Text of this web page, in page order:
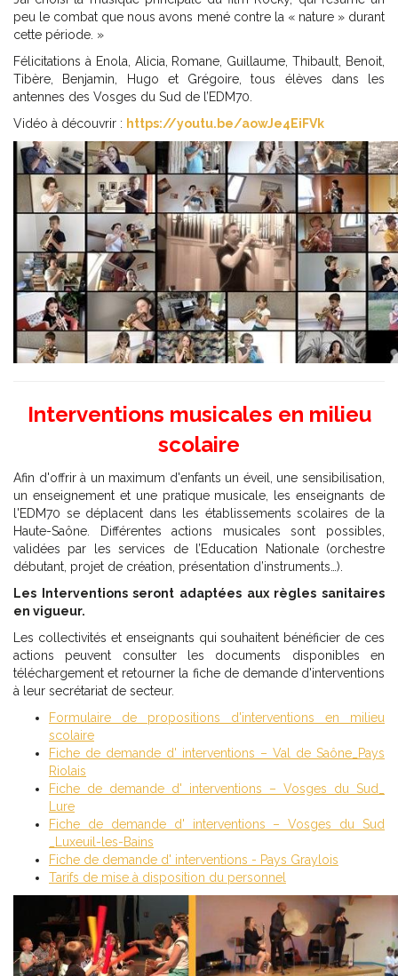
peu le combat que nous avons mené contre la « nature » durant
cette période. »
Félicitations à Enola, Alicia, Romane, Guillaume, Thibault, Benoit,
Tibère, Benjamin, Hugo et Grégoire, tous élèves dans les
antennes des Vosges du Sud de l’EDM70.
Vidéo à découvrir : https://youtu.be/aowJe4EiFVk
Interventions musicales en milieu
scolaire
Afin d'offrir à un maximum d'enfants un éveil, une sensibilisation,
un enseignement et une pratique musicale, les enseignants de
l'EDM70 se déplacent dans les établissements scolaires de la
Haute-Saône. Différentes actions musicales sont possibles,
validées par les services de l’Education Nationale (orchestre
débutant, projet de création, présentation d’instruments…).
Les Interventions seront adaptées aux règles sanitaires
en vigueur.
Les collectivités et enseignants qui souhaitent bénéficier de ces
actions peuvent consulter les documents disponibles en
téléchargement et retourner la fiche de demande d'interventions
à leur secrétariat de secteur.
Formulaire de propositions d'interventions en milieu
scolaire
Fiche de demande d' interventions – Val de Saône_Pays
Riolais
Fiche de demande d' interventions – Vosges du Sud_
Lure
Fiche de demande d' interventions – Vosges du Sud
_Luxeuil-les-Bains
Fiche de demande d' interventions - Pays Graylois
Tarifs de mise à disposition du personnel